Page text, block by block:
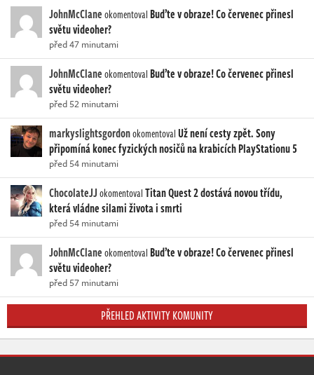
JohnMcClaneokomentoval Buďte v obraze! Co červenec přinesl
světu videoher?
před 47 minutami
JohnMcClaneokomentoval Buďte v obraze! Co červenec přinesl
světu videoher?
před 52 minutami
markyslightsgordonokomentovalUž není cesty zpět. Sony
připomíná konec fyzických nosičů na krabicích PlayStationu 5
před 54 minutami
ChocolateJJokomentovalTitan Quest 2 dostává novou třídu,
která vládne silami života i smrti
před 54 minutami
JohnMcClaneokomentoval Buďte v obraze! Co červenec přinesl
světu videoher?
před 57 minutami
PŘEHLED AKTIVITY KOMUNITY